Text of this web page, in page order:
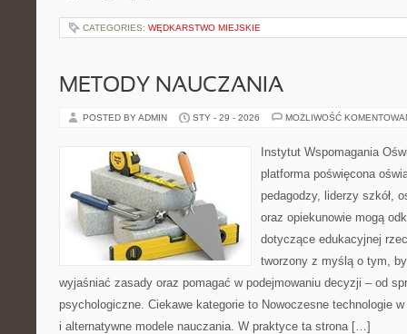
CATEGORIES: WĘDKARSTWO MIEJSKIE
METODY NAUCZANIA
POSTED BY ADMIN STY - 29 - 2026 MOŻLIWOŚĆ
Instytut Wspomagania
platforma poświęcona
pedagodzy, liderzy szkół,
oraz opiekunowie mogą
dotyczące edukacyjnej
tworzony z myślą o tym,
wyjaśniać zasady oraz pomagać w podejmowaniu decyzji – od
psychologiczne. Ciekawe kategorie to Nowoczesne technologie
i alternatywne modele nauczania. W praktyce ta strona […]